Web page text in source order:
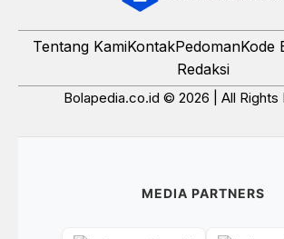
Tentang KamiKontakPedomanKode
Redaksi
Bolapedia.co.id © 2026 | All Rights
MEDIA PARTNERS